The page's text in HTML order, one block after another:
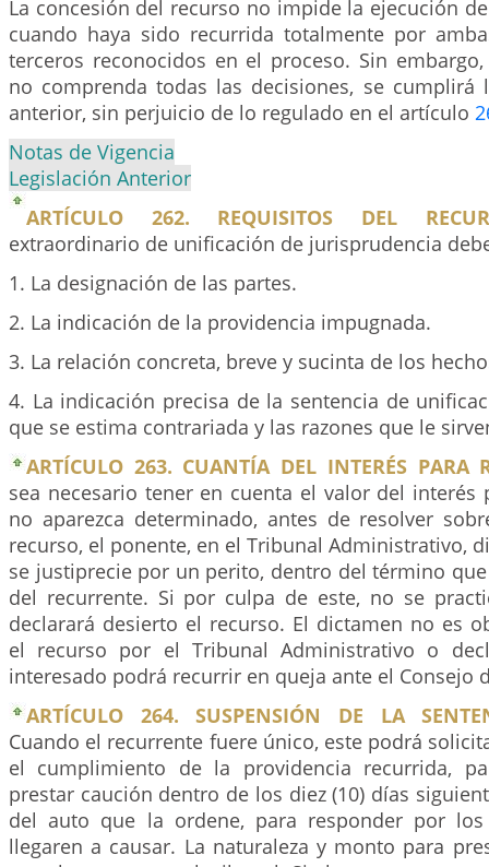
La concesión del recurso no impide la ejecución
cuando haya sido recurrida totalmente por
terceros reconocidos en el proceso. Sin
no comprenda todas las decisiones, se cumplirá
anterior, sin perjuicio de lo regulado en el artículo
Notas de Vigencia
Legislación Anterior
ARTÍCULO 262. REQUISITOS DEL
extraordinario de unificación de jurisprudencia
1. La designación de las partes.
2. La indicación de la providencia impugnada.
3. La relación concreta, breve y sucinta de los
4. La indicación precisa de la sentencia de
que se estima contrariada y las razones que le
ARTÍCULO 263. CUANTÍA DEL INTERÉS PARA
sea necesario tener en cuenta el valor del interés
no aparezca determinado, antes de resolver
recurso, el ponente, en el Tribunal Administrativo,
se justiprecie por un perito, dentro del término
del recurrente. Si por culpa de este, no se
declarará desierto el recurso. El dictamen no es
el recurso por el Tribunal Administrativo o
interesado podrá recurrir en queja ante el Consejo
ARTÍCULO 264. SUSPENSIÓN DE LA
Cuando el recurrente fuere único, este podrá
el cumplimiento de la providencia recurrida,
prestar caución dentro de los diez (10) días
del auto que la ordene, para responder por
llegaren a causar. La naturaleza y monto para